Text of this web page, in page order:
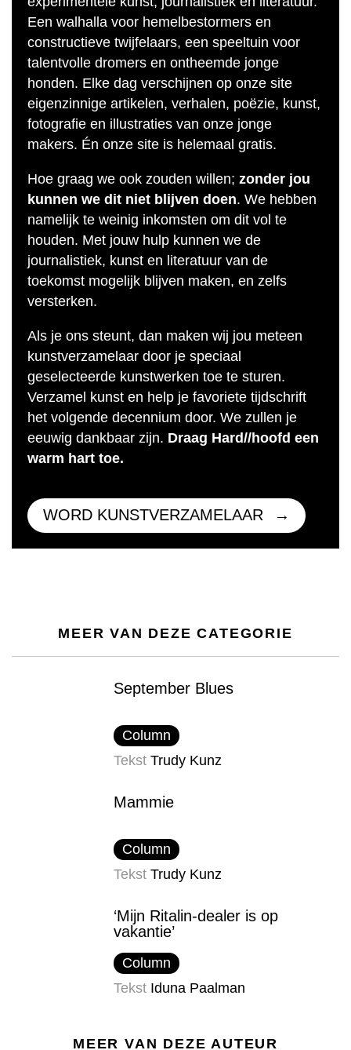
Een walhalla voor hemelbestormers en
constructieve twijfelaars, een speeltuin voor
talentvolle dromers en ontheemde jonge
honden. Elke dag verschijnen op onze site
eigenzinnige artikelen, verhalen, poëzie, kunst,
fotografie en illustraties van onze jonge
makers. Én onze site is helemaal gratis.
Hoe graag we ook zouden willen; zonder jou
kunnen we dit niet blijven doen. We hebben
namelijk te weinig inkomsten om dit vol te
houden. Met jouw hulp kunnen we de
journalistiek, kunst en literatuur van de
toekomst mogelijk blijven maken, en zelfs
versterken.
Als je ons steunt, dan maken wij jou meteen
kunstverzamelaar door je speciaal
geselecteerde kunstwerken toe te sturen.
Verzamel kunst en help je favoriete tijdschrift
het volgende decennium door. We zullen je
eeuwig dankbaar zijn. Draag Hard//hoofd een
warm hart toe.
WORD KUNSTVERZAMELAAR
MEER VAN DEZE CATEGORIE
September Blues
Column
Tekst Trudy Kunz
Mammie
Column
Tekst Trudy Kunz
‘Mijn Ritalin-dealer is op
vakantie’
Column
Tekst Iduna Paalman
MEER VAN DEZE AUTEUR